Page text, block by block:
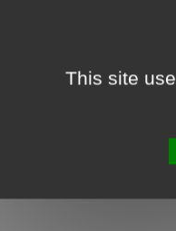
This site